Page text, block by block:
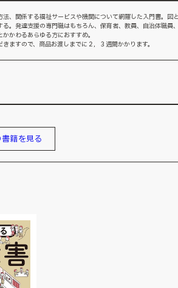
法、関係する福祉サービスや機関について網羅した入門書。図
る。発達支援の専門職はもちろん、保育者、教員、自治体職員
かわるあらゆる方におすすめ。
ますので、商品お渡しまでに２，３週間かかります。
籍を見る